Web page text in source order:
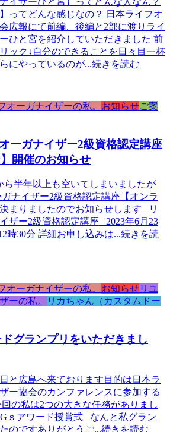
ってどんな感じなの？ 日本ライフオ
広報にて前編、後編と2部に渡りライ
ひと宮を紹介していただきました 前
ック↓自分のできることを日々目一杯
にやっているのが...続きを読む
オーガナイザーの私。 お知らせご案
ーガナイザー2級資格認定講座
】開催のお知らせ
ら半年以上も空いてしまいましたが
ナイザー2級資格認定講座【オンラ
まりましたのでお知らせします リ
ザー2級資格認定講座 2023年6月23
時30分 詳細お申し込みは...続きを読
オーガナイザーの私。 お知らせリユ
ーの私。
リカちゃん（カスタムドー
グランプリをいただきまし
と広島へ来ております目的は日本ラ
ー協会のカンファレンスに参加する
の私は2つの大きな任務がありまし
ｓアワード授賞式 なんと私グラン
のですありがとうご...続きを読む